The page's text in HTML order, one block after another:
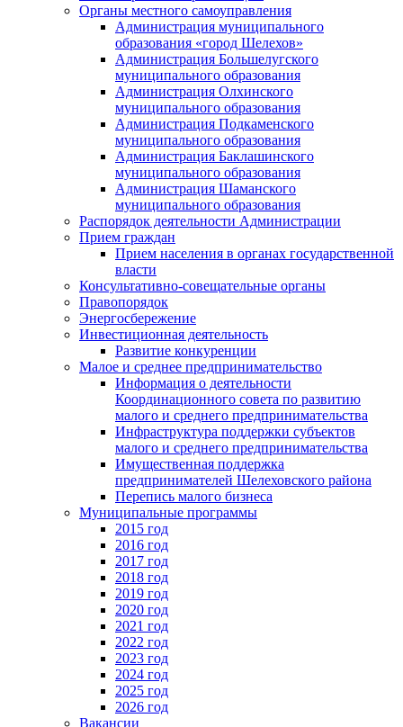
Органы местного самоуправления
Администрация муниципального
образования «город Шелехов»
Администрация Большелугского
муниципального образования
Администрация Олхинского
муниципального образования
Администрация Подкаменского
муниципального образования
Администрация Баклашинского
муниципального образования
Администрация Шаманского
муниципального образования
Распорядок деятельности Администрации
Прием граждан
Прием населения в органах государственной
власти
Консультативно-совещательные органы
Правопорядок
Энергосбережение
Инвестиционная деятельность
Развитие конкуренции
Малое и среднее предпринимательство
Информация о деятельности
Координационного совета по развитию
малого и среднего предпринимательства
Инфраструктура поддержки субъектов
малого и среднего предпринимательства
Имущественная поддержка
предпринимателей Шелеховского района
Перепись малого бизнеса
Муниципальные программы
2015 год
2016 год
2017 год
2018 год
2019 год
2020 год
2021 год
2022 год
2023 год
2024 год
2025 год
2026 год
Вакансии